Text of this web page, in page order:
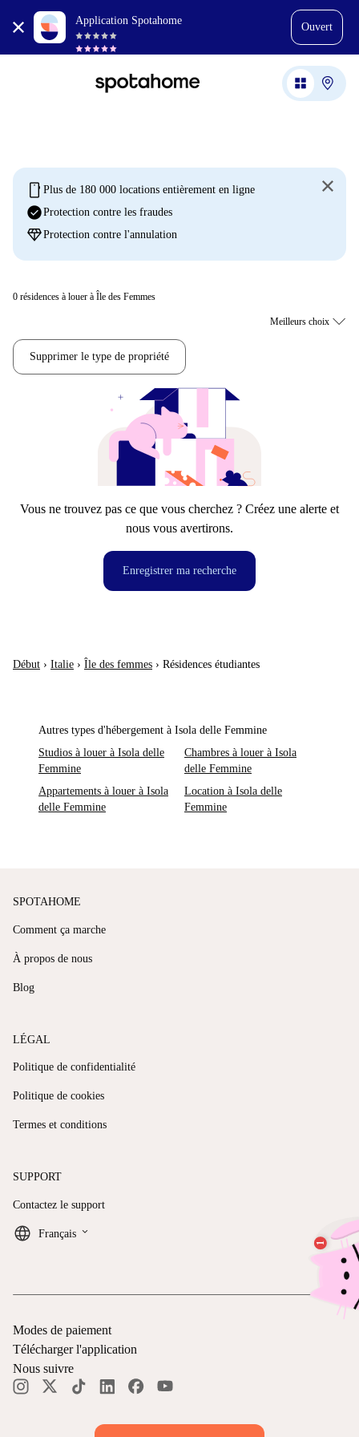
Application Spotahome
Ouvert
mobile Plus de 180 000 locations entièrement en ligne
check_circleProtection contre les fraudes
diamondProtection contre l'annulation
0 résidences à louer à Île des Femmes
Supprimer le type de propriété
Vous ne trouvez pas ce que vous cherchez ? Créez une alerte et
nous vous avertirons.
Enregistrer ma recherche
Début › Italie › Île des femmes › Résidences étudiantes
Autres types d'hébergement à Isola delle Femmine
Studios à louer à Isola delle
Femmine
Chambres à louer à Isola
delle Femmine
Appartements à louer à Isola
delle Femmine
Location à Isola delle
Femmine
SPOTAHOME
Comment ça marche
À propos de nous
Blog
LÉGAL
Politique de confidentialité
Politique de cookies
Termes et conditions
SUPPORT
Contactez le support
Français keyboard_arrow_down
Modes de paiement
Télécharger l'application
Nous suivre